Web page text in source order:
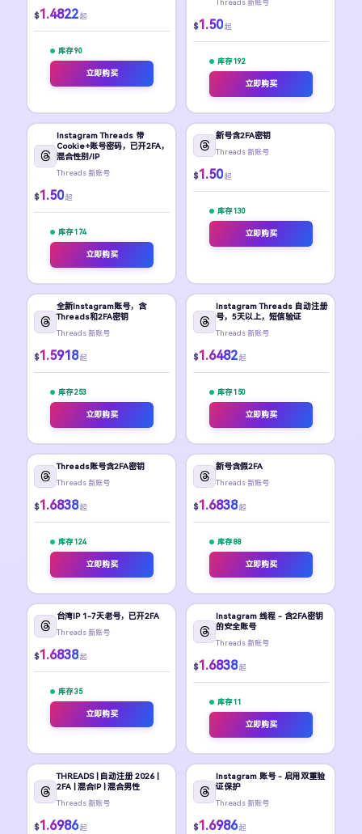
$1.4822 起
库存 90
立即购买
Threads 新账号
$1.50 起
库存 192
立即购买
Instagram Threads 带
Cookie+账号密码，已开2FA，
混合性别/IP
Threads 新账号
$1.50 起
库存 174
立即购买
新号含2FA密钥
Threads 新账号
$1.50 起
库存 130
立即购买
全新Instagram账号，含
Threads和2FA密钥
Threads 新账号
$1.5918 起
库存 253
立即购买
Instagram Threads 自动注册
号，5天以上，短信验证
Threads 新账号
$1.6482 起
库存 150
立即购买
Threads账号含2FA密钥
Threads 新账号
$1.6838 起
库存 124
立即购买
新号含假2FA
Threads 新账号
$1.6838 起
库存 88
立即购买
台湾IP 1-7天老号，已开2FA
Threads 新账号
$1.6838 起
库存 35
立即购买
Instagram 线程 - 含2FA密钥
的安全账号
Threads 新账号
$1.6838 起
库存 11
立即购买
THREADS | 自动注册 2026 |
2FA | 混合IP | 混合男性
Threads 新账号
$1.6986 起
Instagram 账号 - 启用双重验
证保护
Threads 新账号
$1.6986 起